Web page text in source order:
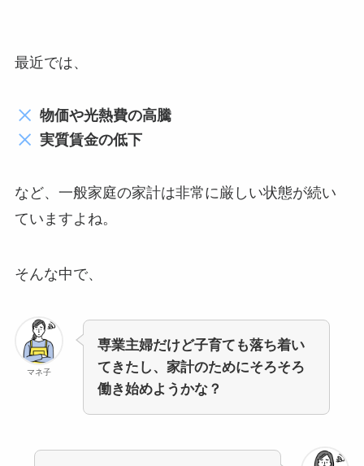
最近では、
物価や光熱費の高騰
実質賃金の低下
など、一般家庭の家計は非常に厳しい状態が続い
ていますよね。
そんな中で、
マネ子
専業主婦だけど子育ても落ち着い
てきたし、 家計のためにそろそろ
働き始めようかな？